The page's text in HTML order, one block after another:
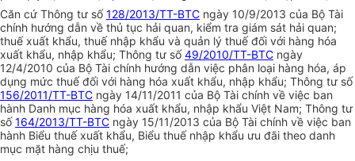
Căn cứ Thông tư số128/2013/TT-BTC ngày 10/9/2013 của Bộ Tài
chính hướng dẫn về thủ tục hải quan, kiểm tra giám sát hải quan;
thuế xuất khẩu, thuế nhập khẩu và quản lý thuế đối với hàng hóa
xuất khẩu, nhập khẩu; Thông tư số49/2010/TT-BTC ngày
12/4/2010 của Bộ Tài chính hướng dẫn việc phân loại hàng hóa, áp
dụng mức thuế đối với hàng hóa xuất khẩu, nhập khẩu; Thông tư số
156/2011/TT-BTC ngày 14/11/2011 của Bộ Tài chính về việc ban
hành Danh mục hàng hóa xuất khẩu, nhập khẩu Việt Nam; Thông tư
số164/2013/TT-BTC ngày 15/11/2013 của Bộ Tài chính về việc ban
hành Biểu thuế xuất khẩu, Biểu thuế nhập khẩu ưu đãi theo danh
mục mặt hàng chịu thuế;